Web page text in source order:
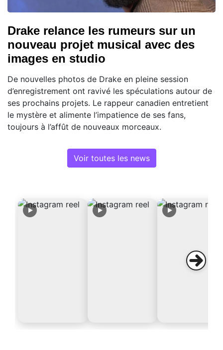
Drake relance les rumeurs sur un
nouveau projet musical avec des
images en studio
De nouvelles photos de Drake en pleine session
d’enregistrement ont ravivé les spéculations autour de
ses prochains projets. Le rappeur canadien entretient
le mystère et alimente l’impatience de ses fans,
toujours à l’affût de nouveaux morceaux.
Voir toutes les news